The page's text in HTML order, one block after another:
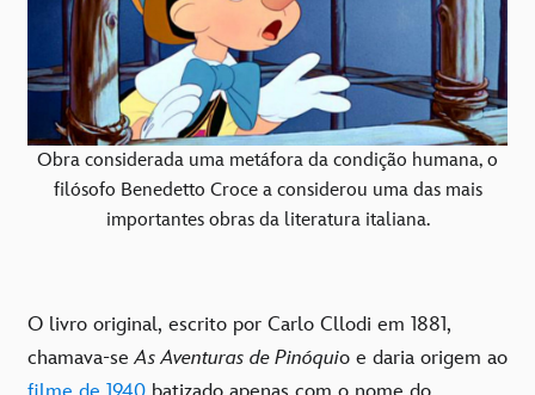
Obra considerada uma metáfora da condição humana, o
filósofo Benedetto Croce a considerou uma das mais
importantes obras da literatura italiana.
O livro original, escrito por Carlo Cllodi em 1881,
chamava-seAs Aventuras de Pinóquio e daria origem ao